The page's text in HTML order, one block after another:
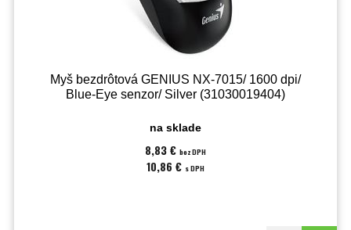
Myš bezdrôtová GENIUS NX-7015/ 1600 dpi/
Blue-Eye senzor/ Silver (31030019404)
na sklade
8,83 € bez DPH
10,86 € s DPH